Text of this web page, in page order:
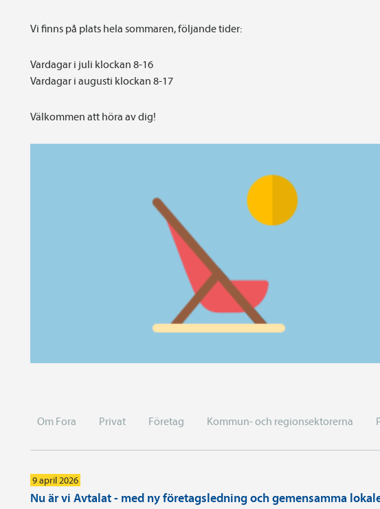
Vi finns på plats hela sommaren, följande tider:
Vardagar i juli klockan 8-16
Vardagar i augusti klockan 8-17
Välkommen att höra av dig!
Om Fora Privat Företag Kommun- och regionsektorerna
9 april 2026
Nu är vi Avtalat - med ny företagsledning och gemensamma